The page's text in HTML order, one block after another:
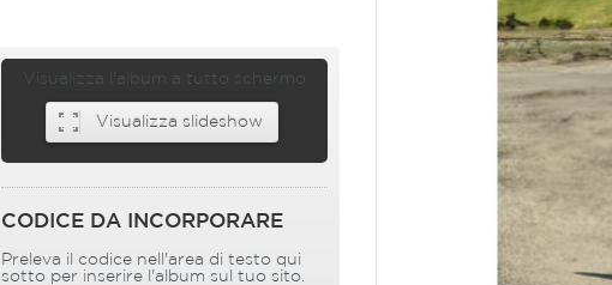
Visualizza l'album a tutto schermo
Visualizza slideshow
CODICE DA INCORPORARE
Preleva il codice nell'area di testo qui
sotto per inserire l'album sul tuo sito.